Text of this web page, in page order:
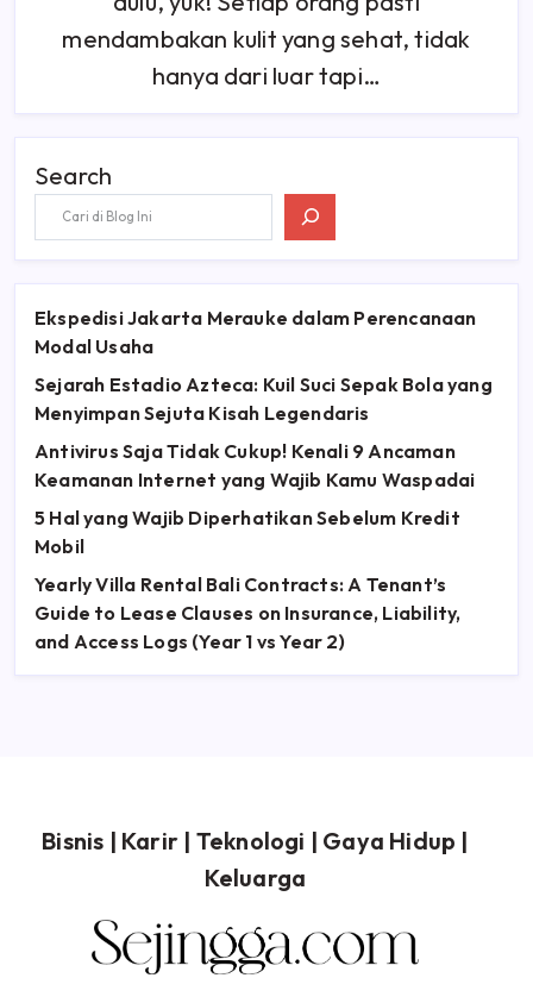
Nyaman,
Lembap!
mendambakan kulit yang sehat, tidak
hanya dari luar tapi…
Search
Ekspedisi Jakarta Merauke dalam Perencanaan
Modal Usaha
Sejarah Estadio Azteca: Kuil Suci Sepak Bola yang
Menyimpan Sejuta Kisah Legendaris
Antivirus Saja Tidak Cukup! Kenali 9 Ancaman
Keamanan Internet yang Wajib Kamu Waspadai
5 Hal yang Wajib Diperhatikan Sebelum Kredit
Mobil
Yearly Villa Rental Bali Contracts: A Tenant’s
Guide to Lease Clauses on Insurance, Liability,
and Access Logs (Year 1 vs Year 2)
Bisnis | Karir | Teknologi | Gaya Hidup |
Keluarga